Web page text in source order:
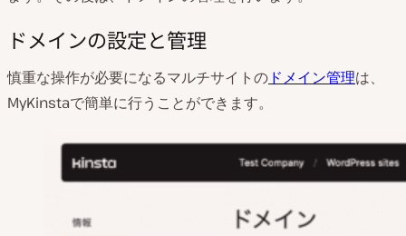
ドメインの設定と管理
慎重な操作が必要になるマルチサイトの ドメイン管理は、
MyKinstaで簡単に行うことができます。